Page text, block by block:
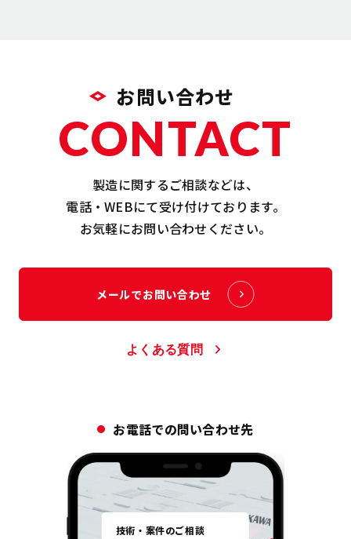
お電話での問い合わせ先
技術・案件のご相談
お問い合わせ
CONTACT
製造に関するご相談などは、
電話・WEBにて受け付けております。
お気軽にお問い合わせください。
メールでお問い合わせ
よくある質問